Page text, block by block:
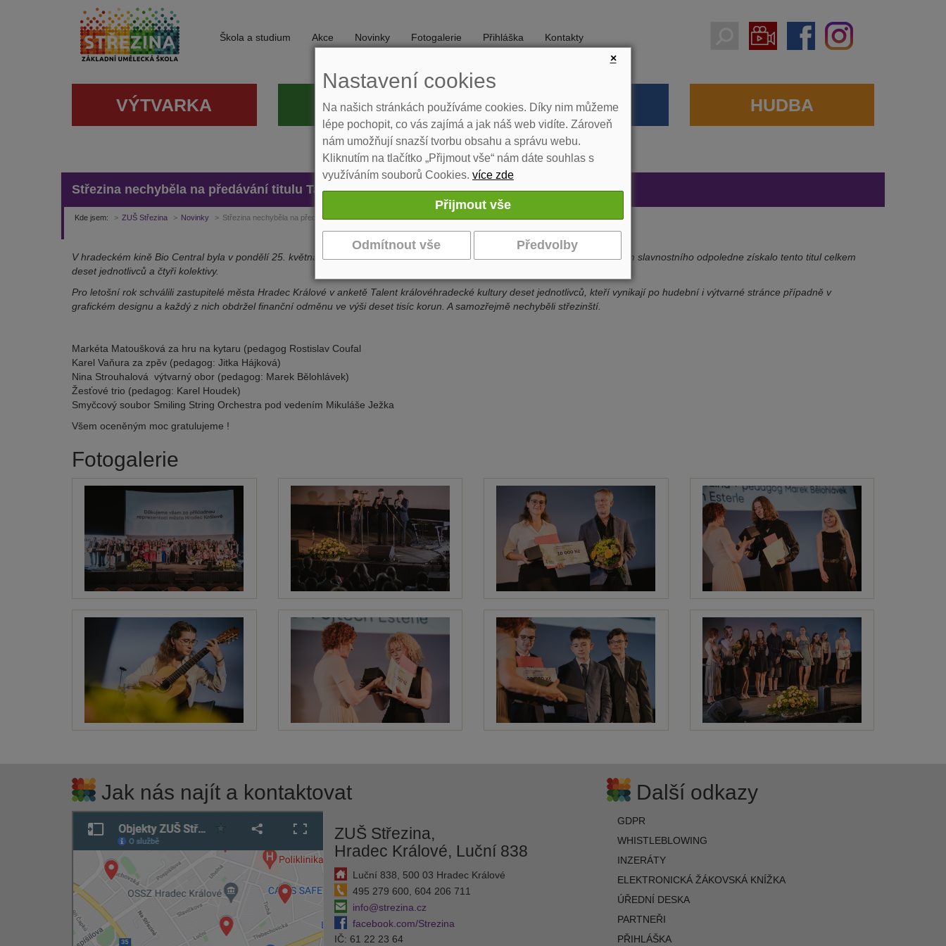
Škola a studium Akce Novinky Fotogalerie Přihláška Kontakty
VÝTVARKA DIVADLO TANEC HUDBA
Střezina nechyběla na předávání titulu Talent královéhradecké kultury
Kde jsem: ZUŠ Střezina Novinky Střezina nechyběla na předávání titulu Talent královéhradecké kultury
V hradeckém kině Bio Central byla v pondělí 25. května předána ocenění Talent královéhradecké kultury za loňský rok. Během slavnostního odpoledne získalo tento titul celkem
deset jednotlivců a čtyři kolektivy.
Pro letošní rok schválili zastupitelé města Hradec Králové v anketě Talent královéhradecké kultury deset jednotlivců, kteří vynikají po hudební i výtvarné stránce případně v
grafickém designu a každý z nich obdržel finanční odměnu ve výši deset tisíc korun. A samozřejmě nechyběli střezinští.
Markéta Matoušková za hru na kytaru (pedagog Rostislav Coufal
Karel Vaňura za zpěv (pedagog: Jitka Hájková)
Nina Strouhalová výtvarný obor (pedagog: Marek Bělohlávek)
Žesťové trio (pedagog: Karel Houdek)
Smyčcový soubor Smiling String Orchestra pod vedením Mikuláše Ježka
Všem oceněným moc gratulujeme !
Fotogalerie
Jak nás najít a kontaktovat
ZUŠ Střezina,
Hradec Králové, Luční 838
Luční 838, 500 03 Hradec Králové
495 279 600, 604 206 711
info@strezina.cz
facebook.com/Strezina
IČ: 61 22 23 64
Další odkazy
GDPR
WHISTLEBLOWING
INZERÁTY
ELEKTRONICKÁ ŽÁKOVSKÁ KNÍŽKA
ÚŘEDNÍ DESKA
PARTNEŘI
PŘIHLÁŠKA
×
Nastavení cookies
Na našich stránkách používáme cookies. Díky nim můžeme
lépe pochopit, co vás zajímá a jak náš web vidíte. Zároveň
nám umožňují snazší tvorbu obsahu a správu webu.
Kliknutím na tlačítko „Přijmout vše“ nám dáte souhlas s
využíváním souborů Cookies. více zde